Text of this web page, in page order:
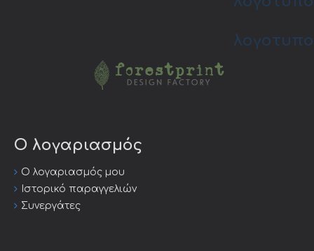
λογοτυπο
Ο λογαριασμός
Ο λογαριασμός μου
Ιστορικό παραγγελιών
Συνεργάτες